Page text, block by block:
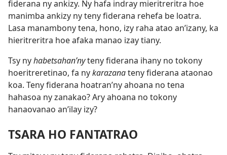
fiderana ny ankizy. Ny hafa indray mieritreritra hoe
manimba ankizy ny teny fiderana rehefa be loatra.
Lasa manambony tena, hono, izy raha atao an’izany, ka
hieritreritra hoe afaka manao izay tiany.
Tsy nyhabetsahan’nyteny fiderana ihany no tokony
hoeritreretinao, fa nykarazanateny fiderana ataonao
koa. Teny fiderana hoatran’ny ahoana no tena
hahasoa ny zanakao? Ary ahoana no tokony
hanaovanao an’ilay izy?
TSARA HO FANTATRAO